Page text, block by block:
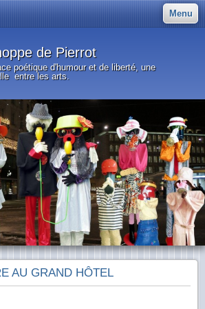
Menu
de Pierrot
poétique d'humour et de liberté, une
entre les arts.
AU GRAND HÔTEL